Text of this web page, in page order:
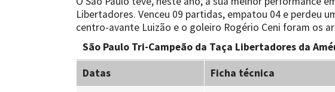
Libertadores. Venceu 09 partidas, empatou 04 e perdeu
centro-avante Luizão e o goleiro Rogério Ceni foram os
São Paulo Tri-Campeão da Taça Libertadores da
Datas
Ficha técnica